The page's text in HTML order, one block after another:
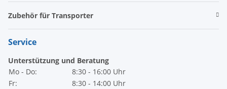
Zubehör für Transporter
Service
Unterstützung und Beratung
Mo - Do:
8:30 - 16:00 Uhr
Fr:
8:30 - 14:00 Uhr